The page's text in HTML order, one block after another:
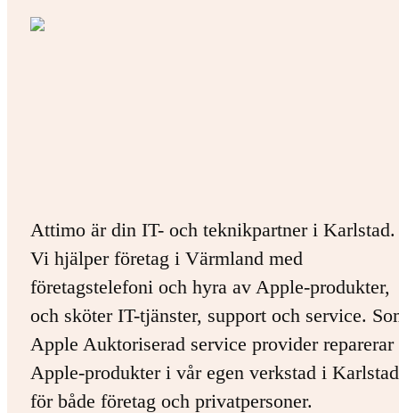
Attimo är din IT- och teknikpartner i Karlstad.
Vi hjälper företag i Värmland med
företagstelefoni och hyra av Apple-produkter,
och sköter IT-tjänster, support och service.
Apple Auktoriserad service provider
Apple-produkter i vår egen verkstad i
för både företag och privatpersoner.